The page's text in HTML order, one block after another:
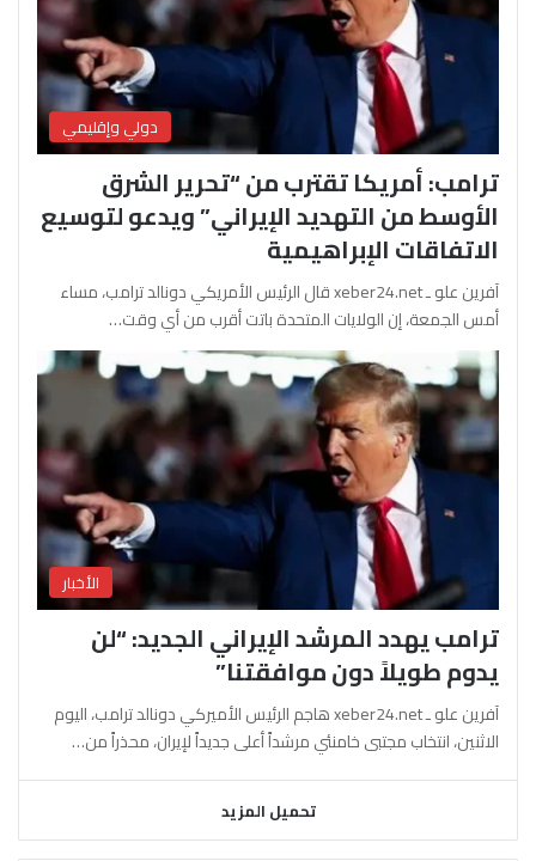
دولي وإقليمي
ترامب: أمريكا تقترب من “تحرير الشرق
الأوسط من التهديد الإيراني” ويدعو لتوسيع
الاتفاقات الإبراهيمية
آفرين علو ـ xeber24.net قال الرئيس الأمريكي دونالد ترامب، مساء
أمس الجمعة، إن الولايات المتحدة باتت أقرب من أي وقت…
الأخبار
ترامب يهدد المرشد الإيراني الجديد: “لن
يدوم طويلاً دون موافقتنا”
آفرين علو ـ xeber24.net هاجم الرئيس الأميركي دونالد ترامب، اليوم
الاثنين، انتخاب مجتبى خامنئي مرشداً أعلى جديداً لإيران، محذراً من…
تحميل المزيد